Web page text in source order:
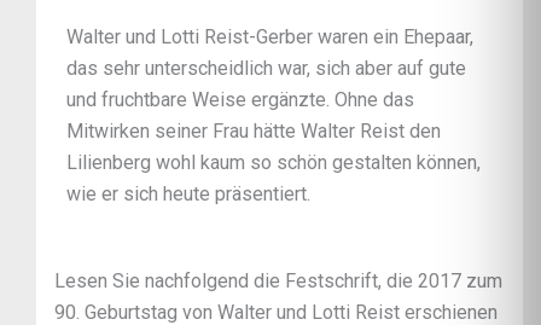
Walter und Lotti Reist-Gerber waren ein Ehepaar,
das sehr unterscheidlich war, sich aber auf gute
und fruchtbare Weise ergänzte. Ohne das
Mitwirken seiner Frau hätte Walter Reist den
Lilienberg wohl kaum so schön gestalten können,
wie er sich heute präsentiert.
Lesen Sie nachfolgend die Festschrift, die 2017 zum
90. Geburtstag von Walter und Lotti Reist erschienen